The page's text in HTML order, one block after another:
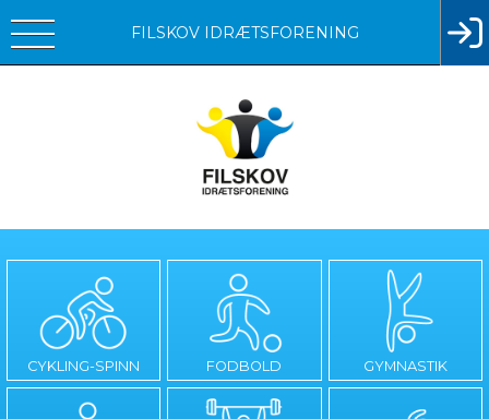
FILSKOV IDRÆTSFORENING
CYKLING-SPINN FODBOLD GYMNASTIK